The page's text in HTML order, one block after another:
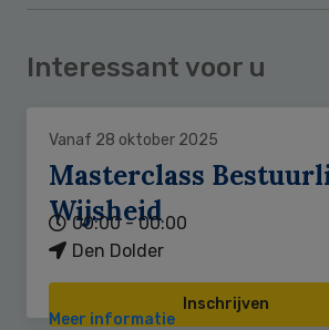
Interessant voor u
Vanaf 28 oktober 2025
Masterclass
Wijsheid
00:00 - 00:00
Den Dolder
Inschrijven
Meer informatie